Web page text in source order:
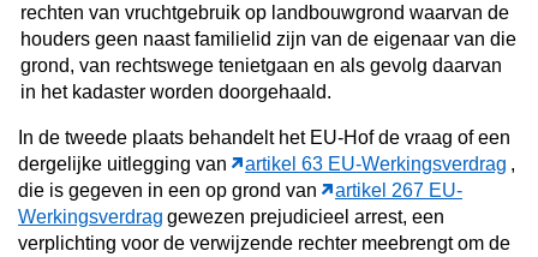
rechten van vruchtgebruik op landbouwgrond waarvan de
houders geen naast familielid zijn van de eigenaar van die
grond, van rechtswege tenietgaan en als gevolg daarvan
in het kadaster worden doorgehaald.
In de tweede plaats behandelt het EU-Hof de vraag of een
dergelijke uitlegging van
artikel 63 EU-Werkingsverdrag ,
die is gegeven in een op grond van
artikel 267 EU-
Werkingsverdrag gewezen prejudicieel arrest, een
verplichting voor de verwijzende rechter meebrengt om de